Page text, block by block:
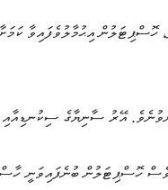
އިޙުމާލުވެފައިވާ
އޭރު ސާނިޔާގެ
ހޮސްޕިޓަލުން ބުނެފައިވަނީ